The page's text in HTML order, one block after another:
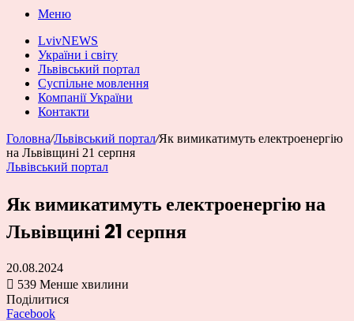
Меню
LvivNEWS
України і світу
Львівський портал
Суспільне мовлення
Компанії України
Контакти
Головна/Львівський портал/Як вимикатимуть електроенергію
на Львівщині 21 серпня
Львівський портал
Як вимикатимуть електроенергію на
Львівщині 21 серпня
20.08.2024
539 Менше хвилини
Поділитися
Facebook